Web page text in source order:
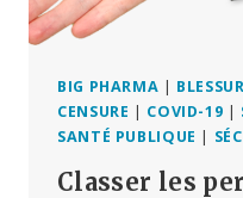
BIG PHARMA |
CENSURE | COVID-19 |
SANTÉ PUBLIQUE |
Classer les